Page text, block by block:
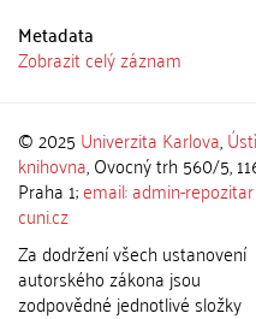
Metadata
Zobrazit celý záznam
© 2025 Univerzita Karlova,
knihovna, Ovocný trh 560/5,
Praha 1;email: admin-
cuni.cz
Za dodržení všech ustanovení
autorského zákona jsou
zodpovědné jednotlivé složky